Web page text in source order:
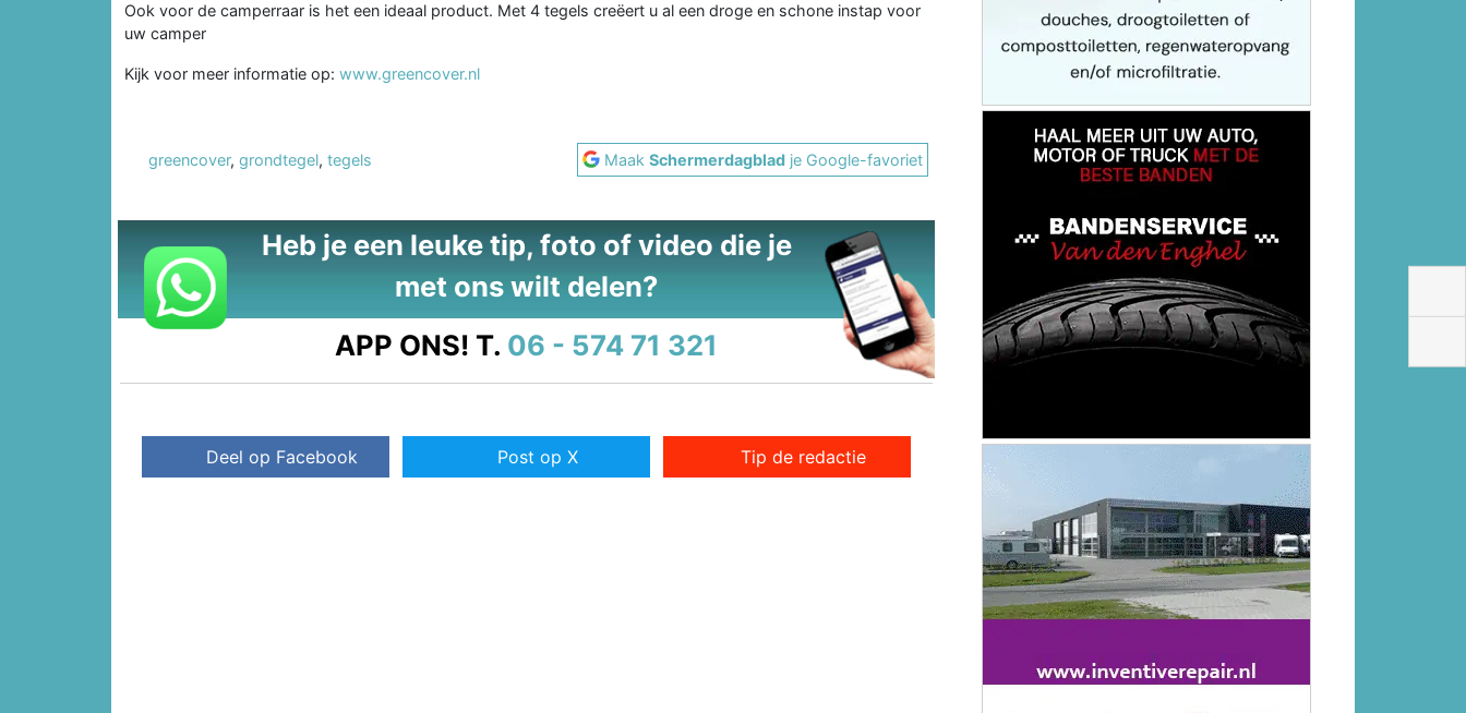
Ook voor de camperraar is het een ideaal product. Met 4 tegels creëert u al een droge en schone instap voor
uw camper
Kijk voor meer informatie op: www.greencover.nl
greencover, grondtegel, tegels MaakSchermerdagblad je Google-favoriet
Heb je een leuke tip, foto of video die je
met ons wilt delen?
APP ONS! T. 06 - 574 71 321
Deel op Facebook Post op X Tip de redactie